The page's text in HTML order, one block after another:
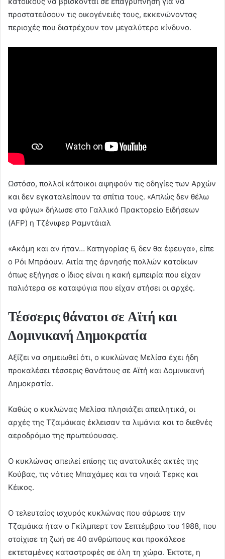
προστατεύσουν τις οικογένειές τους, εκκενώνοντας
περιοχές που διατρέχουν τον μεγαλύτερο κίνδυνο.
Ωστόσο, πολλοί κάτοικοι αψηφούν τις οδηγίες των Αρχών
και δεν εγκαταλείπουν τα σπίτια τους. «Απλώς δεν θέλω
να φύγω» δήλωσε στο Γαλλικό Πρακτορείο Ειδήσεων
(AFP) η Τζένιφερ Ραμντάιαλ
«Ακόμη και αν ήταν… Κατηγορίας 6, δεν θα έφευγα», είπε
ο Ρόι Μπράουν. Αιτία της άρνησής πολλών κατοίκων
όπως εξήγησε ο ίδιος είναι η κακή εμπειρία που είχαν
παλιότερα σε καταφύγια που είχαν στήσει οι αρχές.
Τέσσερις θάνατοι σε Αϊτή και
Δομινικανή Δημοκρατία
Αξίζει να σημειωθεί ότι, ο κυκλώνας Μελίσα έχει ήδη
προκαλέσει τέσσερις θανάτους σε Αϊτή και Δομινικανή
Δημοκρατία.
Καθώς ο κυκλώνας Μελίσα πλησιάζει απειλητικά, οι
αρχές της Τζαμάικας έκλεισαν τα λιμάνια και το διεθνές
αεροδρόμιο της πρωτεύουσας.
Ο κυκλώνας απειλεί επίσης τις ανατολικές ακτές της
Κούβας, τις νότιες Μπαχάμες και τα νησιά Τερκς και
Κέικος.
Ο τελευταίος ισχυρός κυκλώνας που σάρωσε την
Τζαμάικα ήταν ο Γκίλμπερτ τον Σεπτέμβριο του 1988, που
στοίχισε τη ζωή σε 40 ανθρώπους και προκάλεσε
εκτεταμένες καταστροφές σε όλη τη χώρα. Έκτοτε, η